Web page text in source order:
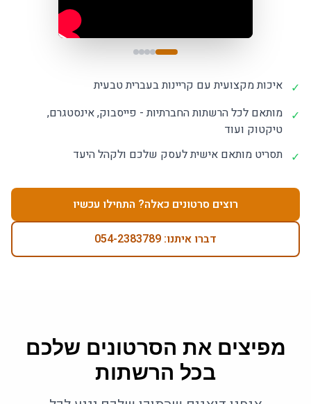
✓ איכות מקצועית עם קריינות בעברית טבעית
✓ מותאם לכל הרשתות החברתיות - פייסבוק, אינסטגרם,
טיקטוק ועוד
✓ תסריט מותאם אישית לעסק שלכם ולקהל היעד
רוצים סרטונים כאלה? התחילו עכשיו
דברו איתנו: 054-2383789
מפיצים את הסרטונים שלכם
בכל הרשתות